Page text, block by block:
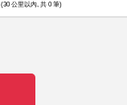
(30 公里以內, 共 0 筆)